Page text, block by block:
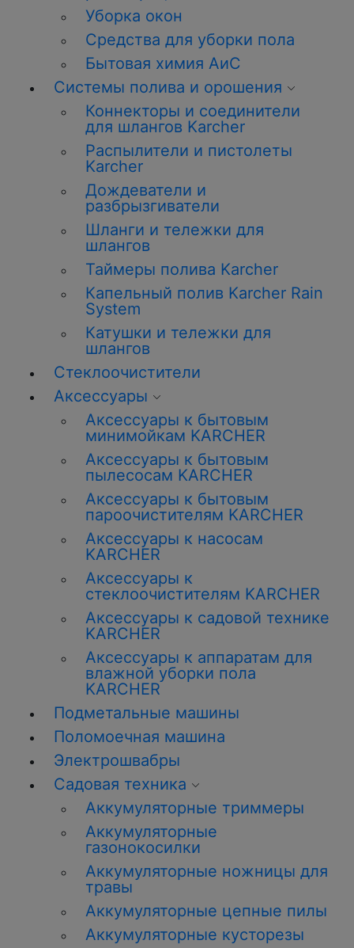
Уборка окон
Средства для уборки пола
Бытовая химия АиС
Системы полива и орошения
Коннекторы и соединители
для шлангов Karcher
Распылители и пистолеты
Karcher
Дождеватели и
разбрызгиватели
Шланги и тележки для
шлангов
Таймеры полива Karcher
Капельный полив Karcher Rain
System
Катушки и тележки для
шлангов
Стеклоочистители
Аксессуары
Аксессуары к бытовым
минимойкам KARCHER
Аксессуары к бытовым
пылесосам KARCHER
Аксессуары к бытовым
пароочистителям KARCHER
Аксессуары к насосам
KARCHER
Аксессуары к
стеклоочистителям KARCHER
Аксессуары к садовой технике
KARCHER
Аксессуары к аппаратам для
влажной уборки пола
KARCHER
Подметальные машины
Поломоечная машина
Электрошвабры
Садовая техника
Аккумуляторные триммеры
Аккумуляторные
газонокосилки
Аккумуляторные ножницы для
травы
Аккумуляторные цепные пилы
Аккумуляторные кусторезы